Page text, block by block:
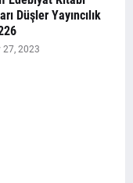
Düşler Yayıncılık
2023